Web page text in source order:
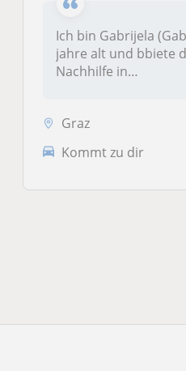
Ich bin Gabrijela
jahre alt und bbiete
Nachhilfe in
Graz
Kommt zu dir